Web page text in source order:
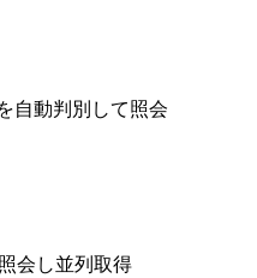
自動判別して照会
会し並列取得